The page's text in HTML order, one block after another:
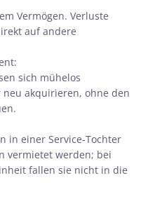
Vermögen. Verluste
auf andere
sich mühelos
akquirieren, ohne den
in einer Service-Tochter
vermietet werden; bei
fallen sie nicht in die